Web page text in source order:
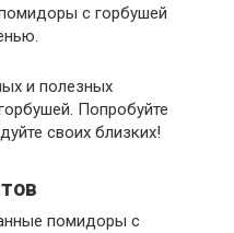
с горбушей
и полезных
Попробуйте
своих близких!
помидоры с